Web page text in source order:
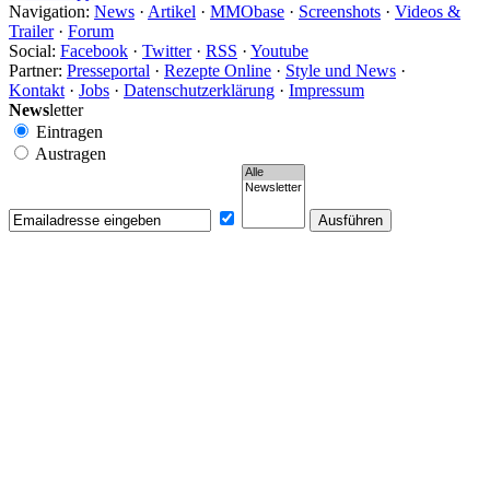
Navigation: News · Artikel · MMObase · Screenshots · Videos &
Trailer· Forum
Social: Facebook · Twitter· RSS · Youtube
Partner: Presseportal · Rezepte Online · Style und News ·
Kontakt · Jobs · Datenschutzerklärung · Impressum
Newsletter
Eintragen
Austragen